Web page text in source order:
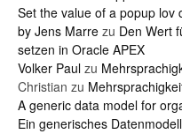
Set the value of a popup lov
by Jens Marre zu Den Wert
setzen in Oracle APEX
Volker Paul zu
Christian zu
A generic data model for
Ein generisches